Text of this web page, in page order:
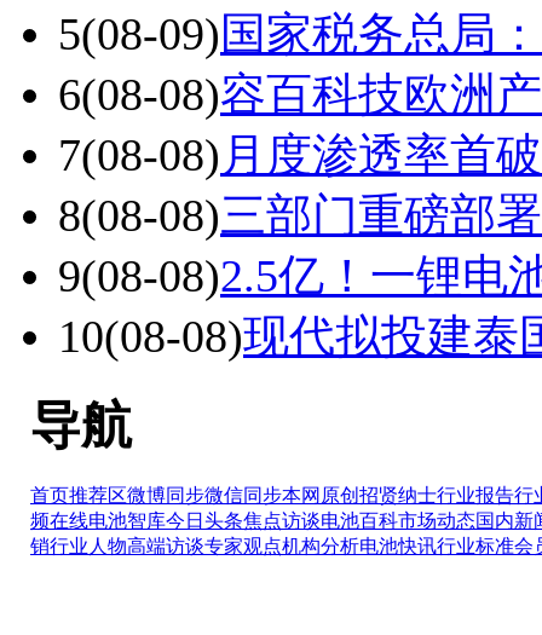
5(08-09) 国家税务总局
6(08-08)容百科技欧洲
7(08-08) 月度渗透率首
8(08-08)三部门重磅部
9(08-08)2.5亿！一锂电
10(08-08)现代拟投建泰
导航
首页推荐区微博同步微信同步本网原创 招贤纳士行业报告行
频在线电池智库今日头条焦点访谈电池百科市场动态国内新
销行业人物高端访谈专家观点机构分析电池快讯行业标准会